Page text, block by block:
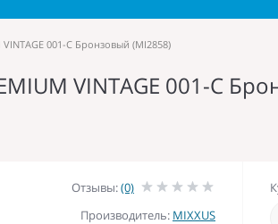
001-C Бронзовый (MI2858)
VINTAGE 001-C
Отзывы:(0)
Производитель: MIXXUS